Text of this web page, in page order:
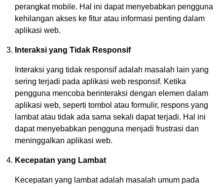
perangkat mobile. Hal ini dapat menyebabkan pengguna
kehilangan akses ke fitur atau informasi penting dalam
aplikasi web.
Interaksi yang Tidak Responsif
Interaksi yang tidak responsif adalah masalah lain yang
sering terjadi pada aplikasi web responsif. Ketika
pengguna mencoba berinteraksi dengan elemen dalam
aplikasi web, seperti tombol atau formulir, respons yang
lambat atau tidak ada sama sekali dapat terjadi. Hal ini
dapat menyebabkan pengguna menjadi frustrasi dan
meninggalkan aplikasi web.
Kecepatan yang Lambat
Kecepatan yang lambat adalah masalah umum pada